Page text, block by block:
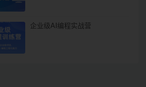
企业级AI编程实战营